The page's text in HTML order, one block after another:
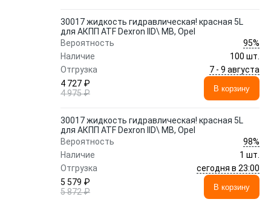
30017 жидкость гидравлическая! красная 5L
для АКПП ATF Dexron IID\ MB, Opel
Вероятность
95%
Наличие
100 шт.
Отгрузка
7 - 9 августа
4 727 ₽
4 975 ₽
В корзину
30017 жидкость гидравлическая! красная 5L
для АКПП ATF Dexron IID\ MB, Opel
Вероятность
98%
Наличие
1 шт.
Отгрузка
сегодня в 23:00
5 579 ₽
5 872 ₽
В корзину